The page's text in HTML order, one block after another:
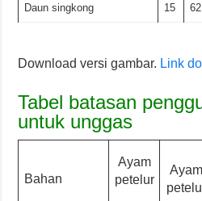
Daun singkong 15 62
Download versi gambar. Link
Tabel batasan
untuk unggas
Bahan
Ayam
petelur
Ayam